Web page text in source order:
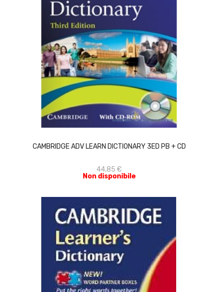
CAMBRIDGE ADV LEARN DICTIONARY 3ED PB + CD
44,85 €
Non disponibile